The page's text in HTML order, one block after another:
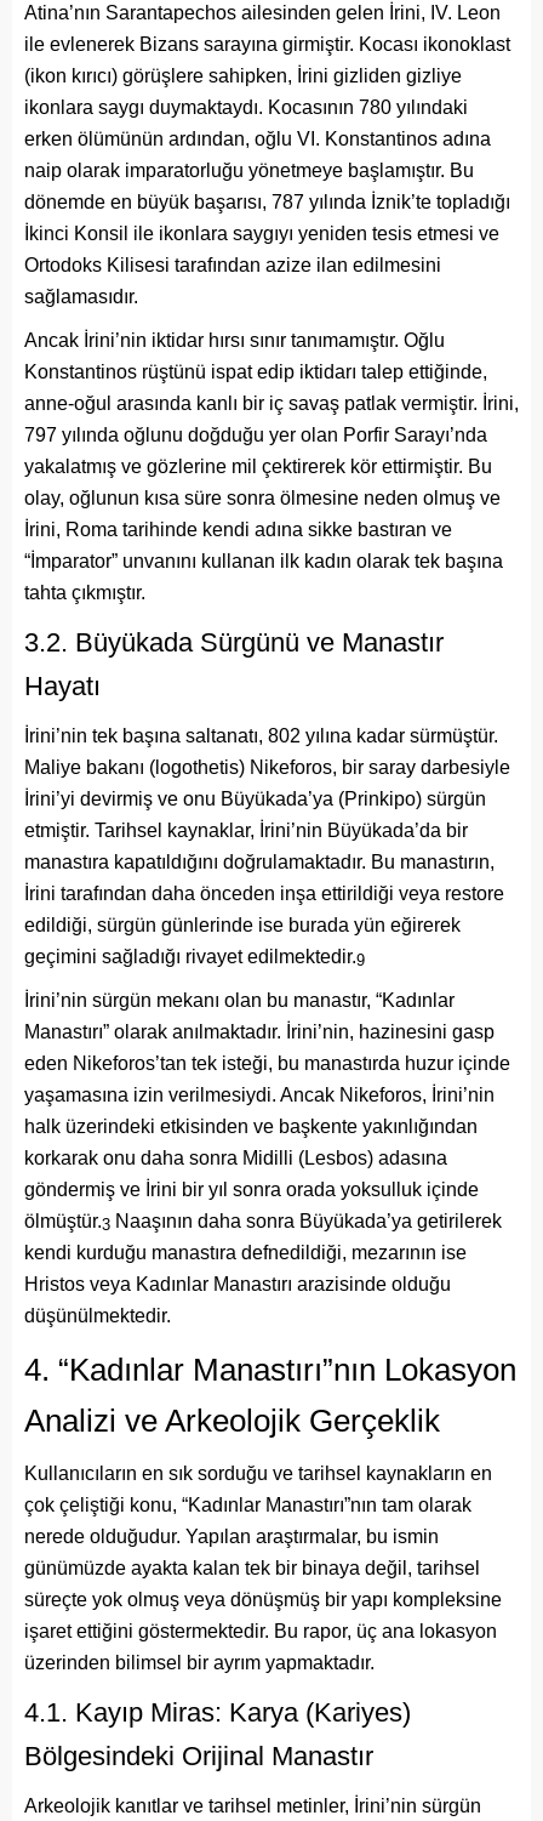
Atina’nın Sarantapechos ailesinden gelen İrini, IV. Leon
ile evlenerek Bizans sarayına girmiştir. Kocası ikonoklast
(ikon kırıcı) görüşlere sahipken, İrini gizliden gizliye
ikonlara saygı duymaktaydı. Kocasının 780 yılındaki
erken ölümünün ardından, oğlu VI. Konstantinos adına
naip olarak imparatorluğu yönetmeye başlamıştır. Bu
dönemde en büyük başarısı, 787 yılında İznik’te topladığı
İkinci Konsil ile ikonlara saygıyı yeniden tesis etmesi ve
Ortodoks Kilisesi tarafından azize ilan edilmesini
sağlamasıdır.
Ancak İrini’nin iktidar hırsı sınır tanımamıştır. Oğlu
Konstantinos rüştünü ispat edip iktidarı talep ettiğinde,
anne-oğul arasında kanlı bir iç savaş patlak vermiştir. İrini,
797 yılında oğlunu doğduğu yer olan Porfir Sarayı’nda
yakalatmış ve gözlerine mil çektirerek kör ettirmiştir. Bu
olay, oğlunun kısa süre sonra ölmesine neden olmuş ve
İrini, Roma tarihinde kendi adına sikke bastıran ve
“İmparator” unvanını kullanan ilk kadın olarak tek başına
tahta çıkmıştır.
3.2. Büyükada Sürgünü ve Manastır
Hayatı
İrini’nin tek başına saltanatı, 802 yılına kadar sürmüştür.
Maliye bakanı (logothetis) Nikeforos, bir saray darbesiyle
İrini’yi devirmiş ve onu Büyükada’ya (Prinkipo) sürgün
etmiştir. Tarihsel kaynaklar, İrini’nin Büyükada’da bir
manastıra kapatıldığını doğrulamaktadır. Bu manastırın,
İrini tarafından daha önceden inşa ettirildiği veya restore
edildiği, sürgün günlerinde ise burada yün eğirerek
geçimini sağladığı rivayet edilmektedir.9
İrini’nin sürgün mekanı olan bu manastır, “Kadınlar
Manastırı” olarak anılmaktadır. İrini’nin, hazinesini gasp
eden Nikeforos’tan tek isteği, bu manastırda huzur içinde
yaşamasına izin verilmesiydi. Ancak Nikeforos, İrini’nin
halk üzerindeki etkisinden ve başkente yakınlığından
korkarak onu daha sonra Midilli (Lesbos) adasına
göndermiş ve İrini bir yıl sonra orada yoksulluk içinde
ölmüştür.3 Naaşının daha sonra Büyükada’ya getirilerek
kendi kurduğu manastıra defnedildiği, mezarının ise
Hristos veya Kadınlar Manastırı arazisinde olduğu
düşünülmektedir.
4. “Kadınlar Manastırı”nın Lokasyon
Analizi ve Arkeolojik Gerçeklik
Kullanıcıların en sık sorduğu ve tarihsel kaynakların en
çok çeliştiği konu, “Kadınlar Manastırı”nın tam olarak
nerede olduğudur. Yapılan araştırmalar, bu ismin
günümüzde ayakta kalan tek bir binaya değil, tarihsel
süreçte yok olmuş veya dönüşmüş bir yapı kompleksine
işaret ettiğini göstermektedir. Bu rapor, üç ana lokasyon
üzerinden bilimsel bir ayrım yapmaktadır.
4.1. Kayıp Miras: Karya (Kariyes)
Bölgesindeki Orijinal Manastır
Arkeolojik kanıtlar ve tarihsel metinler, İrini’nin sürgün